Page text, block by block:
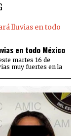
en todo México
martes 16 de
muy fuertes en la